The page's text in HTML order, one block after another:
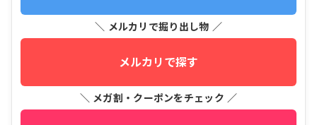
＼ メルカリで掘り出し物 ／
メルカリで探す
＼ メガ割・クーポンをチェック ／